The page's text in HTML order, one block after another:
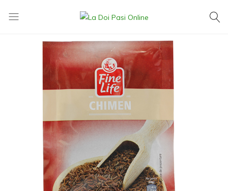
Doi
Pasi
Online
ce
dorești,
la
cel
mai
mic
preț